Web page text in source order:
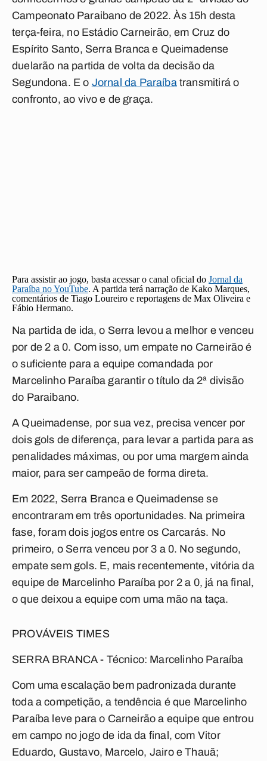
Campeonato Paraibano de 2022. Às 15h desta
terça-feira, no Estádio Carneirão, em Cruz do
Espírito Santo, Serra Branca e Queimadense
duelarão na partida de volta da decisão da
Segundona. E o Jornal da Paraíbatransmitirá o
confronto, ao vivo e de graça.
Para assistir ao jogo, basta acessar o canal oficial do Jornal da
Paraíba no YouTube. A partida terá narração de Kako Marques,
comentários de Tiago Loureiro e reportagens de Max Oliveira e
Fábio Hermano.
Na partida de ida, o Serra levou a melhor e venceu
por de 2 a 0. Com isso, um empate no Carneirão é
o suficiente para a equipe comandada por
Marcelinho Paraíba garantir o título da 2ª divisão
do Paraibano.
A Queimadense, por sua vez, precisa vencer por
dois gols de diferença, para levar a partida para as
penalidades máximas, ou por uma margem ainda
maior, para ser campeão de forma direta.
Em 2022, Serra Branca e Queimadense se
encontraram em três oportunidades. Na primeira
fase, foram dois jogos entre os Carcarás. No
primeiro, o Serra venceu por 3 a 0. No segundo,
empate sem gols. E, mais recentemente, vitória da
equipe de Marcelinho Paraíba por 2 a 0, já na final,
o que deixou a equipe com uma mão na taça.
PROVÁVEIS TIMES
SERRA BRANCA - Técnico: Marcelinho Paraíba
Com uma escalação bem padronizada durante
toda a competição, a tendência é que Marcelinho
Paraíba leve para o Carneirão a equipe que entrou
em campo no jogo de ida da final, com Vitor
Eduardo, Gustavo, Marcelo, Jairo e Thauã;